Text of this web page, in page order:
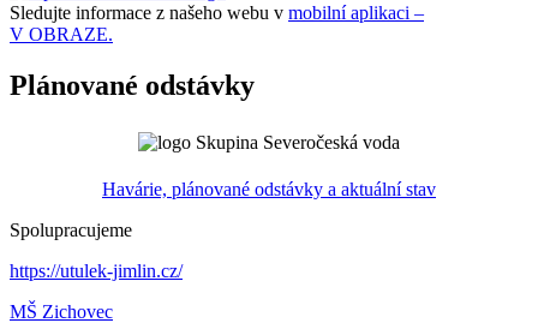
Sledujte informace z našeho webu v mobilní aplikaci –
V OBRAZE.
Plánované odstávky
Havárie, plánované odstávky a aktuální stav
Spolupracujeme
https://utulek-jimlin.cz/
MŠ Zichovec